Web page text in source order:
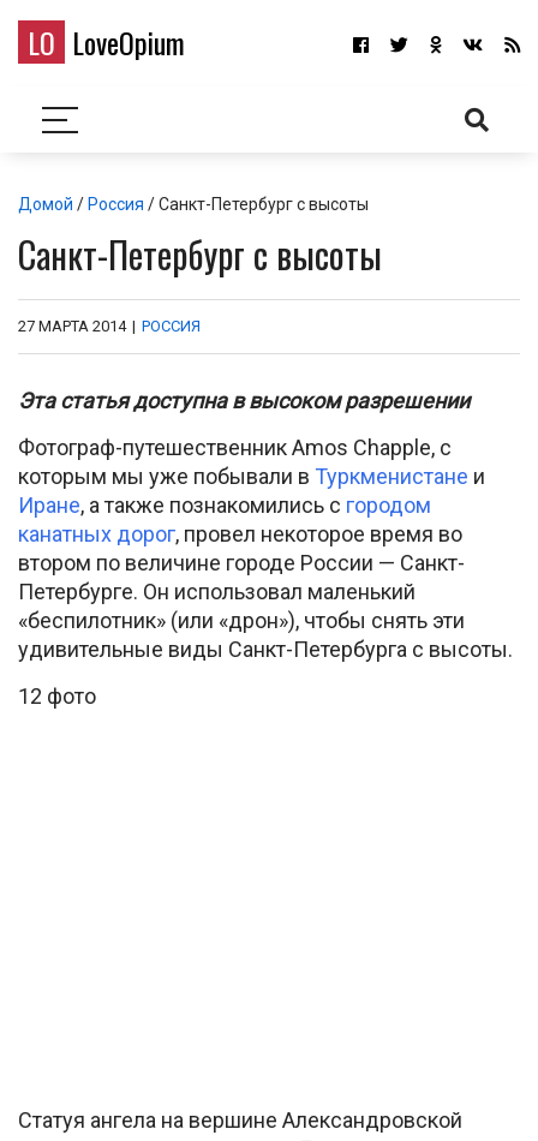
LO LoveOpium
Домой / Россия / Санкт-Петербург с высоты
Санкт-Петербург с высоты
27 МАРТА 2014 | РОССИЯ
Эта статья доступна в высоком разрешении
Фотограф-путешественник Amos Chapple, с
которым мы уже побывали в Туркменистане и
Иране, а также познакомились с городом
канатных дорог, провел некоторое время во
втором по величине городе России — Санкт-
Петербурге. Он использовал маленький
«беспилотник» (или «дрон»), чтобы снять эти
удивительные виды Санкт-Петербурга с высоты.
12 фото
Статуя ангела на вершине Александровской